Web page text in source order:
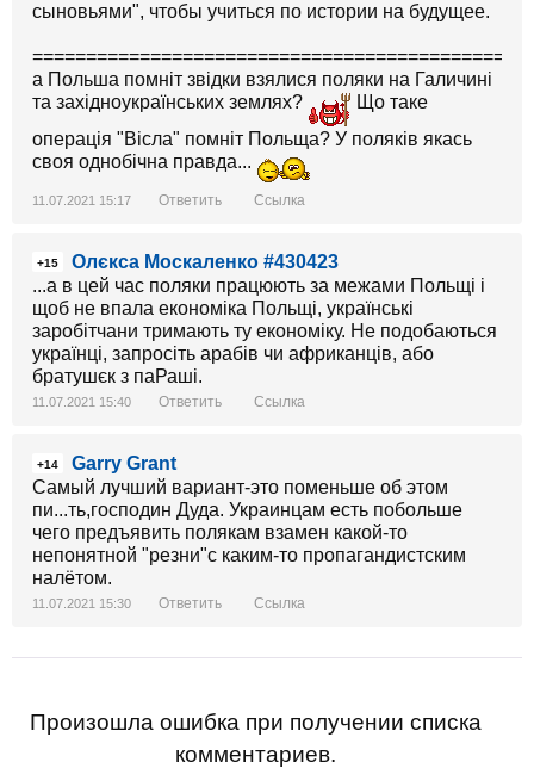
сыновьями", чтобы учиться по истории на будущее.
а Польша помніт звідки взялися поляки на Галичині
та західноукраїнських землях?
Що таке
операція "Вісла" помніт Польща? У поляків якась
своя однобічна правда...
11.07.2021 15:17 Ответить Ссылка
+15
Олєкса Москаленко #430423
...а в цей час поляки працюють за межами Польщі і
щоб не впала економіка Польщі, українські
заробітчани тримають ту економіку. Не подобаються
українці, запросіть арабів чи африканців, або
братушєк з паРаші.
11.07.2021 15:40 Ответить Ссылка
+14
Garry Grant
Самый лучший вариант-это поменьше об этом
пи...ть,господин Дуда. Украинцам есть побольше
чего предъявить полякам взамен какой-то
непонятной "резни"с каким-то пропагандистским
налётом.
11.07.2021 15:30 Ответить Ссылка
Произошла ошибка при получении списка
комментариев.